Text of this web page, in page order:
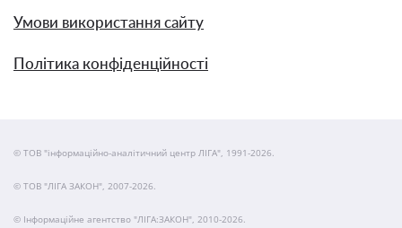
Умови використання сайту
Політика конфіденційності
© ТОВ "інформаційно-аналітичний центр ЛІГА", 1991-2026.
© ТОВ "ЛІГА ЗАКОН", 2007-2026.
© Інформаційне агентство "ЛІГА:ЗАКОН", 2010-2026.